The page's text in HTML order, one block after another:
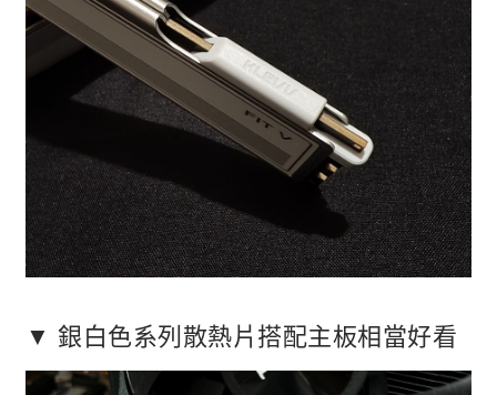
▼ 銀白色系列散熱片搭配主板相當好看